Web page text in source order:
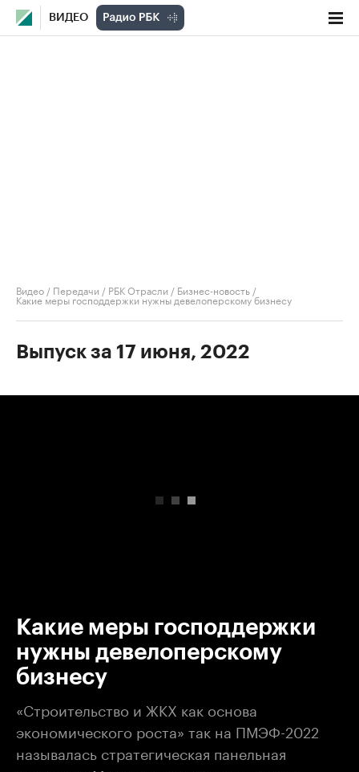
ВИДЕО
Видео / Передачи / РБК Отрасли / Бизнес-новость /
Какие меры господдержки нужны девелоперскому бизнесу
Выпуск за 17 июня, 2022
Какие меры господдержки
нужны девелоперскому
бизнесу
«Строительство и ЖКХ как основа
экономического роста» так на ПМЭФ-2022
называлась стратегическая панельная